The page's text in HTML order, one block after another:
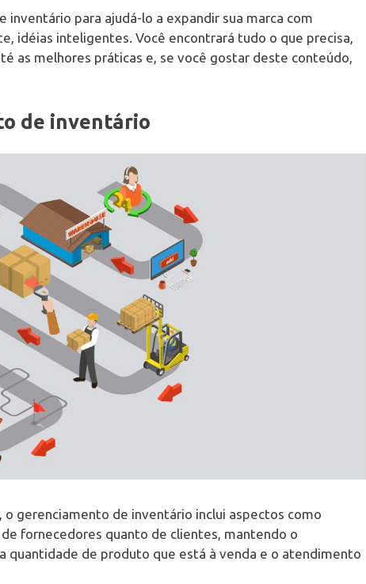
inventário para ajudá-lo a expandir sua marca com
idéias inteligentes. Você encontrará tudo o que precisa,
as melhores práticas e, se você gostar deste conteúdo,
de inventário
gerenciamento de inventário inclui aspectos como
fornecedores quanto de clientes, mantendo o
quantidade de produto que está à venda e o atendimento